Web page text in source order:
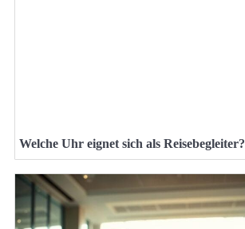
Welche Uhr eignet sich als Reisebegleiter?